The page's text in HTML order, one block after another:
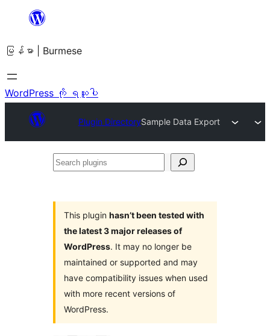
အကြောင်းအရာ
ကျော်သွား
ရန်
မြန်မာ | Burmese
WordPress ကို ရယူပါ
Plugin DirectorySample Data Export
Search
This plugin hasn’t been tested with
the latest 3 major releases of
WordPress. It may no longer be
maintained or supported and may
have compatibility issues when used
with more recent versions of
WordPress.